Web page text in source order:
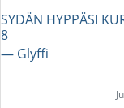
SYDÄN HYPPÄSI
8
― Glyffi